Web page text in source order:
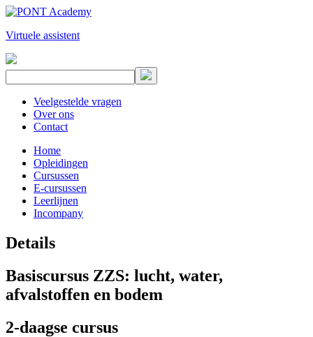
Virtuele assistent
Veelgestelde vragen
Over ons
Contact
Home
Opleidingen
Cursussen
E-cursussen
Leerlijnen
Incompany
Details
Basiscursus ZZS: lucht, water,
afvalstoffen en bodem
2-daagse cursus